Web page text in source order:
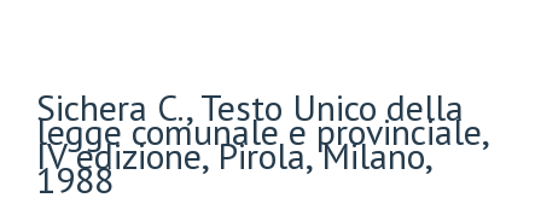
Sichera C., Testo Unico della
legge comunale e provinciale,
IV edizione, Pirola, Milano,
1988